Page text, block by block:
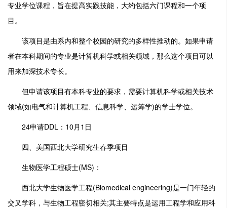
专业学位课程，旨在提高实践技能，大约包括六门课程和一个项
目。
该项目是由系内和整个校园的研究的多样性推动的。如果申请
者在本科期间的专业是计算机科学或相关领域，那么这个项目可以
用来加深技术专长。
但申请该项目有本科专业的要求，需要计算机科学或相关技术
领域(如电气和计算机工程、信息科学、运筹学)的学士学位。
24申请DDL：10月1日
四、美国西北大学研究生春季项目
生物医学工程硕士(MS)：
西北大学生物医学工程(Biomedical engineering)是一门年轻的
交叉学科，与生物工程密切相关;其主要特点是运用工程学和应用科